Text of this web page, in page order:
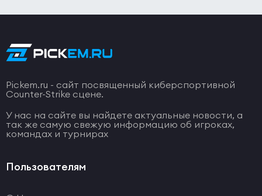
Pickem.ru - сайт посвященный киберспортивной
Counter-Strike сцене.
У нас на сайте вы найдете актуальные новости, а
так же самую свежую информацию об игроках,
командах и турнирах
Пользователям